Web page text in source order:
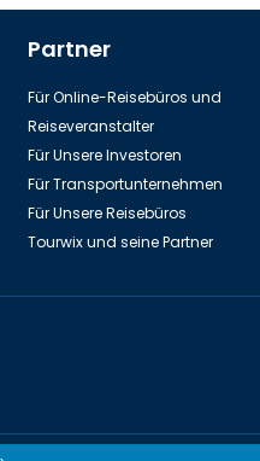
Partner
Für Online-Reisebüros und
Reiseveranstalter
Für Unsere Investoren
Für Transportunternehmen
Für Unsere Reisebüros
Tourwix und seine Partner